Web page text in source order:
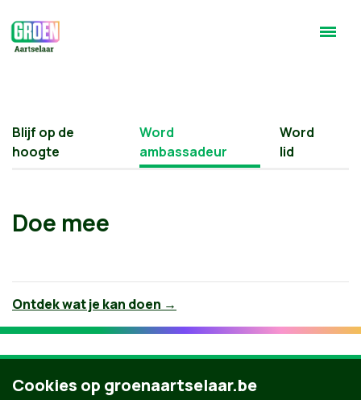
Blijf op de
hoogte
Word
ambassadeur
Word
lid
Doe mee
Ontdek wat je kan doen →
Cookies op groenaartselaar.be